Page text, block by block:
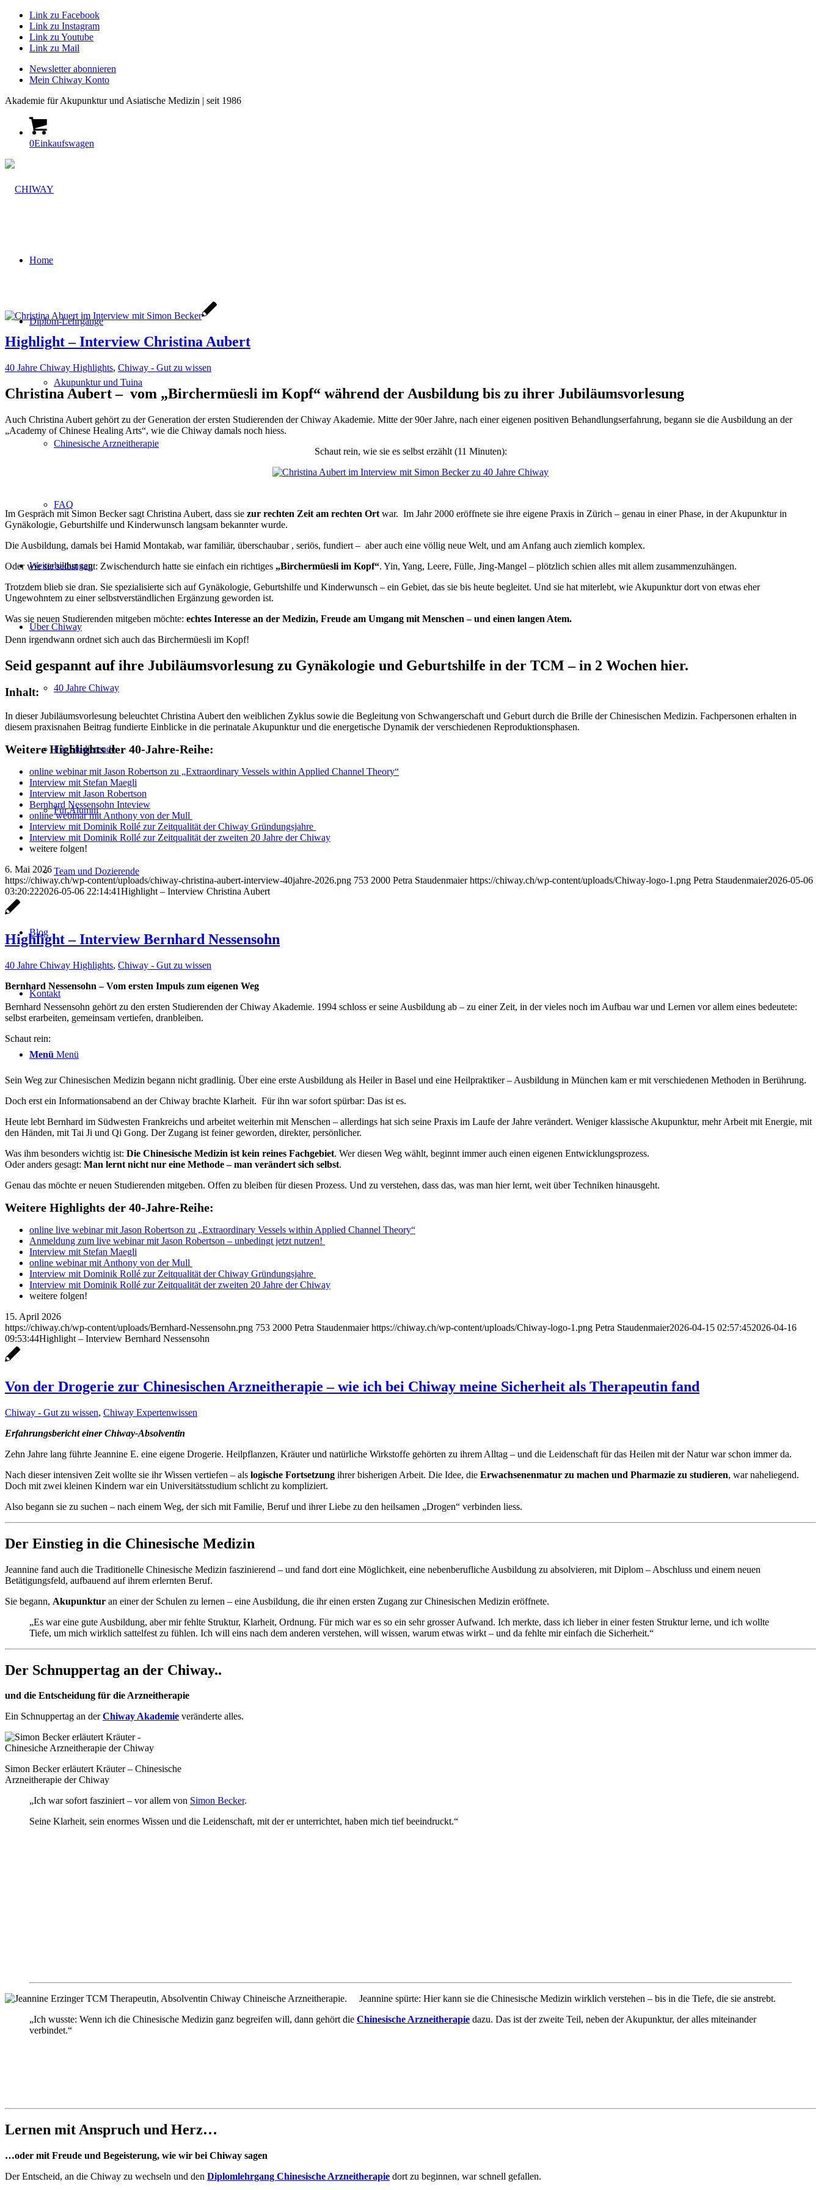
Link zu Facebook
Link zu Instagram
Link zu Youtube
Link zu Mail
Newsletter abonnieren
Mein Chiway Konto
Akademie für Akupunktur und Asiatische Medizin | seit 1986
0Einkaufswagen
Home
Diplom-Lehrgänge
Akupunktur und Tuina
Chinesische Arzneitherapie
FAQ
Weiterbildungen
Über Chiway
40 Jahre Chiway
Für Studierende
Für Alumni
Team und Dozierende
Blog
Kontakt
Menü Menü
Highlight – Interview Christina Aubert
40 Jahre Chiway Highlights, Chiway - Gut zu wissen
Christina Aubert – vom „Birchermüesli im Kopf“ während der Ausbildung bis zu ihrer Jubiläumsvorlesung
Auch Christina Aubert gehört zu der Generation der ersten Studierenden der Chiway Akademie. Mitte der 90er Jahre, nach einer eigenen positiven Behandlungserfahrung, begann sie die Ausbildung an der
„Academy of Chinese Healing Arts“, wie die Chiway damals noch hiess.
Schaut rein, wie sie es selbst erzählt (11 Minuten):
Im Gespräch mit Simon Becker sagt Christina Aubert, dass sie zur rechten Zeit am rechten Ort war. Im Jahr 2000 eröffnete sie ihre eigene Praxis in Zürich – genau in einer Phase, in der Akupunktur in
Gynäkologie, Geburtshilfe und Kinderwunsch langsam bekannter wurde.
Die Ausbildung, damals bei Hamid Montakab, war familiär, überschaubar , seriös, fundiert – aber auch eine völlig neue Welt, und am Anfang auch ziemlich komplex.
Oder wie sie selbst sagt: Zwischendurch hatte sie einfach ein richtiges „Birchermüesli im Kopf“. Yin, Yang, Leere, Fülle, Jing-Mangel – plötzlich schien alles mit allem zusammenzuhängen.
Trotzdem blieb sie dran. Sie spezialisierte sich auf Gynäkologie, Geburtshilfe und Kinderwunsch – ein Gebiet, das sie bis heute begleitet. Und sie hat miterlebt, wie Akupunktur dort von etwas eher
Ungewohntem zu einer selbstverständlichen Ergänzung geworden ist.
Was sie neuen Studierenden mitgeben möchte: echtes Interesse an der Medizin, Freude am Umgang mit Menschen – und einen langen Atem.
Denn irgendwann ordnet sich auch das Birchermüesli im Kopf!
Seid gespannt auf ihre Jubiläumsvorlesung zu Gynäkologie und Geburtshilfe in der TCM – in 2 Wochen hier.
Inhalt:
In dieser Jubiläumsvorlesung beleuchtet Christina Aubert den weiblichen Zyklus sowie die Begleitung von Schwangerschaft und Geburt durch die Brille der Chinesischen Medizin. Fachpersonen erhalten in
diesem praxisnahen Beitrag fundierte Einblicke in die perinatale Akupunktur und die energetische Dynamik der verschiedenen Reproduktionsphasen.
Weitere Highlights der 40-Jahre-Reihe:
online webinar mit Jason Robertson zu „Extraordinary Vessels within Applied Channel Theory“
Interview mit Stefan Maegli
Interview mit Jason Robertson
Bernhard Nessensohn Inteview
online webinar mit Anthony von der Mull
Interview mit Dominik Rollé zur Zeitqualität der Chiway Gründungsjahre
Interview mit Dominik Rollé zur Zeitqualität der zweiten 20 Jahre der Chiway
weitere folgen!
6. Mai 2026
https://chiway.ch/wp-content/uploads/chiway-christina-aubert-interview-40jahre-2026.png 753 2000 Petra Staudenmaier https://chiway.ch/wp-content/uploads/Chiway-logo-1.png Petra Staudenmaier2026-05-06
03:20:222026-05-06 22:14:41Highlight – Interview Christina Aubert
Highlight – Interview Bernhard Nessensohn
40 Jahre Chiway Highlights, Chiway - Gut zu wissen
Bernhard Nessensohn – Vom ersten Impuls zum eigenen Weg
Bernhard Nessensohn gehört zu den ersten Studierenden der Chiway Akademie. 1994 schloss er seine Ausbildung ab – zu einer Zeit, in der vieles noch im Aufbau war und Lernen vor allem eines bedeutete:
selbst erarbeiten, gemeinsam vertiefen, dranbleiben.
Schaut rein:
Sein Weg zur Chinesischen Medizin begann nicht gradlinig. Über eine erste Ausbildung als Heiler in Basel und eine Heilpraktiker – Ausbildung in München kam er mit verschiedenen Methoden in Berührung.
Doch erst ein Informationsabend an der Chiway brachte Klarheit. Für ihn war sofort spürbar: Das ist es.
Heute lebt Bernhard im Südwesten Frankreichs und arbeitet weiterhin mit Menschen – allerdings hat sich seine Praxis im Laufe der Jahre verändert. Weniger klassische Akupunktur, mehr Arbeit mit Energie, mit
den Händen, mit Tai Ji und Qi Gong. Der Zugang ist feiner geworden, direkter, persönlicher.
Was ihm besonders wichtig ist: Die Chinesische Medizin ist kein reines Fachgebiet. Wer diesen Weg wählt, beginnt immer auch einen eigenen Entwicklungsprozess.
Oder anders gesagt: Man lernt nicht nur eine Methode – man verändert sich selbst.
Genau das möchte er neuen Studierenden mitgeben. Offen zu bleiben für diesen Prozess. Und zu verstehen, dass das, was man hier lernt, weit über Techniken hinausgeht.
Weitere Highlights der 40-Jahre-Reihe:
online live webinar mit Jason Robertson zu „Extraordinary Vessels within Applied Channel Theory“
Anmeldung zum live webinar mit Jason Robertson – unbedingt jetzt nutzen!
Interview mit Stefan Maegli
online webinar mit Anthony von der Mull
Interview mit Dominik Rollé zur Zeitqualität der Chiway Gründungsjahre
Interview mit Dominik Rollé zur Zeitqualität der zweiten 20 Jahre der Chiway
weitere folgen!
15. April 2026
https://chiway.ch/wp-content/uploads/Bernhard-Nessensohn.png 753 2000 Petra Staudenmaier https://chiway.ch/wp-content/uploads/Chiway-logo-1.png Petra Staudenmaier2026-04-15 02:57:452026-04-16
09:53:44Highlight – Interview Bernhard Nessensohn
Von der Drogerie zur Chinesischen Arzneitherapie – wie ich bei Chiway meine Sicherheit als Therapeutin fand
Chiway - Gut zu wissen, Chiway Expertenwissen
Erfahrungsbericht einer Chiway-Absolventin
Zehn Jahre lang führte Jeannine E. eine eigene Drogerie. Heilpflanzen, Kräuter und natürliche Wirkstoffe gehörten zu ihrem Alltag – und die Leidenschaft für das Heilen mit der Natur war schon immer da.
Nach dieser intensiven Zeit wollte sie ihr Wissen vertiefen – als logische Fortsetzung ihrer bisherigen Arbeit. Die Idee, die Erwachsenenmatur zu machen und Pharmazie zu studieren, war naheliegend.
Doch mit zwei kleinen Kindern war ein Universitätsstudium schlicht zu kompliziert.
Also begann sie zu suchen – nach einem Weg, der sich mit Familie, Beruf und ihrer Liebe zu den heilsamen „Drogen“ verbinden liess.
Der Einstieg in die Chinesische Medizin
Jeannine fand auch die Traditionelle Chinesische Medizin faszinierend – und fand dort eine Möglichkeit, eine nebenberufliche Ausbildung zu absolvieren, mit Diplom – Abschluss und einem neuen
Betätigungsfeld, aufbauend auf ihrem erlernten Beruf.
Sie begann, Akupunktur an einer der Schulen zu lernen – eine Ausbildung, die ihr einen ersten Zugang zur Chinesischen Medizin eröffnete.
„Es war eine gute Ausbildung, aber mir fehlte Struktur, Klarheit, Ordnung. Für mich war es so ein sehr grosser Aufwand. Ich merkte, dass ich lieber in einer festen Struktur lerne, und ich wollte
Tiefe, um mich wirklich sattelfest zu fühlen. Ich will eins nach dem anderen verstehen, will wissen, warum etwas wirkt – und da fehlte mir einfach die Sicherheit.“
Der Schnuppertag an der Chiway..
und die Entscheidung für die Arzneitherapie
Ein Schnuppertag an derChiway Akademie veränderte alles.
Simon Becker erläutert Kräuter – Chinesische
Arzneitherapie der Chiway
„Ich war sofort fasziniert – vor allem von Simon Becker.
Seine Klarheit, sein enormes Wissen und die Leidenschaft, mit der er unterrichtet, haben mich tief beeindruckt.“
Jeannine spürte: Hier kann sie die Chinesische Medizin wirklich verstehen – bis in die Tiefe, die sie anstrebt.
„Ich wusste: Wenn ich die Chinesische Medizin ganz begreifen will, dann gehört die Chinesische Arzneitherapie dazu. Das ist der zweite Teil, neben der Akupunktur, der alles miteinander
verbindet.“
Lernen mit Anspruch und Herz…
…oder mit Freude und Begeisterung, wie wir bei Chiway sagen
Der Entscheid, an die Chiway zu wechseln und den Diplomlehrgang Chinesische Arzneitherapie dort zu beginnen, war schnell gefallen.